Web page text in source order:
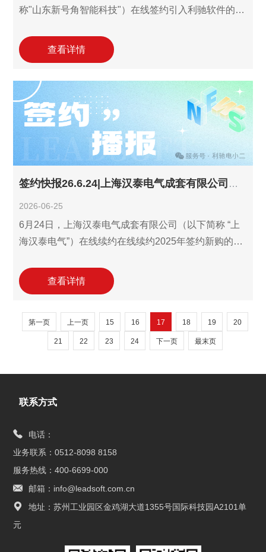
称"山东新号角智能科技"）在线签约引入利驰软件的设
工业自动控制系统装置制造及电气成套设备领域，在
快速发展中面临着设计效率提升与设计数据规范化管
域的长期技术积淀，助力企业推进电气设计数字化，
实现从"经验绘图"到"数据驱动"的转型和报价、设计工
作的协同，有效提升山东新号角智能科技技术管理的
标准化和方案的可
查看详情
签约快报26.6.24|上海汉泰电气成套有限公司续约利驰报价工作室1个年费服务！
2026-06-25
6月24日，上海汉泰电气成套有限公司（以下简称 “上
海汉泰电气”）在线续约在线续约2025年签约新购的利
续约报价工作室1个年费服务以来与利驰的又一次携
手。 上海汉泰电气深耕电气成套设备领域超 10 年，核
造及货物进出口等，2023年引入设计工作室；2024年
起引入报价工作室，每年续约持续使用。目前有2个报
实现全业务链条报价流程的数字化优化。此次续约不
查看详情
第一页 上一页 15 16 17 18 19 20
21 22 23 24 下一页 最末页
联系方式
电话：
业务联系：0512-8098 8158
服务热线：400-6699-000
邮箱：info@leadsoft.com.cn
地址：苏州工业园区金鸡湖大道1355号国际科技园A2101单
元